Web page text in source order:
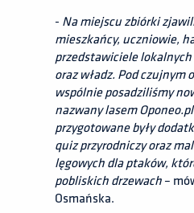
- Na miejscu zbiórki
mieszkańcy, uczniowie,
przedstawiciele
oraz władz. Pod czujnym
wspólnie posadziliśmy
nazwany lasem
przygotowane były
quiz przyrodniczy oraz
lęgowych dla ptaków,
pobliskich drzewach –
Osmańska.